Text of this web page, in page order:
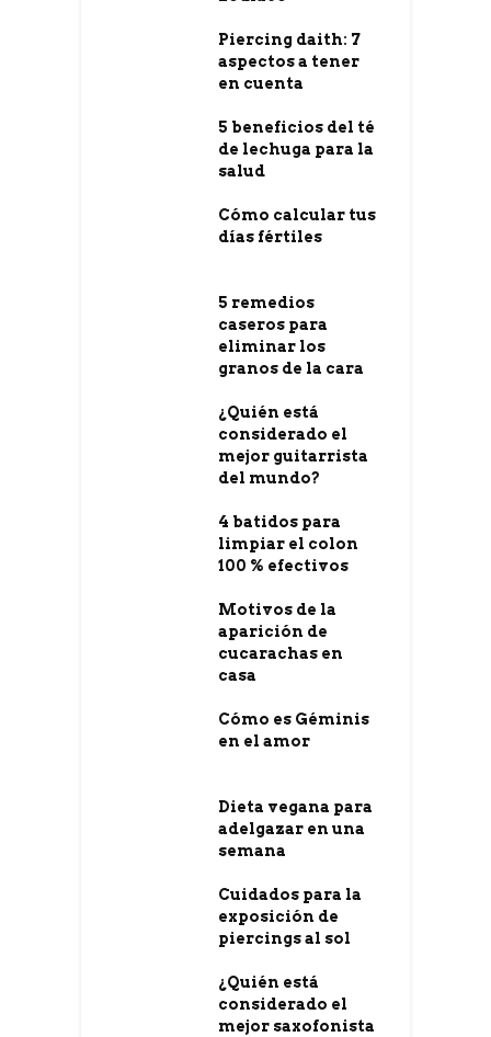
Piercing daith: 7
aspectos a tener
en cuenta
5 beneficios del té
de lechuga para la
salud
Cómo calcular tus
días fértiles
5 remedios
caseros para
eliminar los
granos de la cara
¿Quién está
considerado el
mejor guitarrista
del mundo?
4 batidos para
limpiar el colon
100 % efectivos
Motivos de la
aparición de
cucarachas en
casa
Cómo es Géminis
en el amor
Dieta vegana para
adelgazar en una
semana
Cuidados para la
exposición de
piercings al sol
¿Quién está
considerado el
mejor saxofonista